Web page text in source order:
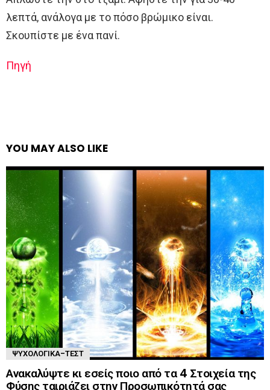
λεπτά, ανάλογα με το πόσο βρώμικο είναι.
Σκουπίστε με ένα πανί.
Πηγή
YOU MAY ALSO LIKE
ΨΥΧΟΛΟΓΙΚΆ-ΤΈΣΤ
Ανακαλύψτε κι εσείς ποιο από τα 4 Στοιχεία της
Φύσης ταιριάζει στην Προσωπικότητά σας